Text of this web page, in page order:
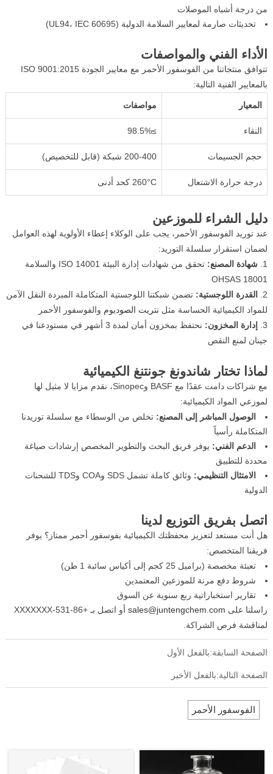
من درجة أشباه الموصلات
تحديثات صارمة لمعايير السلامة الدولية (UL94، IEC 60695)
الأداء الفني والمواصفات
تتوافق منتجاتنا من الفوسفور الأحمر مع معايير الجودة ISO 9001:2015
بالمعايير الفنية التالية:
المعيار مواصفات
النقاء ≥98.5%
حجم الجسيمات 200-400 شبكة (قابل للتخصيص)
درجة حرارة الاشتعال 260°C كحد أدنى
دليل الشراء للموزعين
عند توريد الفوسفور الأحمر، يجب على الوكلاء إعطاء الأولوية لهذه العوامل
لضمان استقرار سلسلة التوريد:
شهادة المصنع:
تحقق من شهادات إدارة البيئة ISO 14001 والسلامة
OHSAS 18001
القدرة اللوجستية: تضمن شبكتنا اللوجستية المتكاملة المبردة النقل الآمن
للمواد الكيميائية الحساسة مثل نتريت الصوديوم والفوسفور الأحمر
إدارة المخزون:
نحتفظ بمخزون أمان لمدة 3 أشهر في مستودعنا في
جينان لمنع النقص
لماذا تختار شاندونغ جونتنغ الكيميائية
مع شراكات دامت عقدًا مع BASF وSinopec، نقدم مزايا لا مثيل لها
لموزعي المواد الكيميائية:
الوصول المباشر إلى المصنع: تخلص من الوسطاء مع سلسلة توريدنا
المتكاملة رأسياً
الدعم الفني: يوفر فريق البحث والتطوير المخصص إرشادات صياغة
محددة للتطبيق
الامتثال التنظيمي:
وثائق كاملة تشمل SDS وCOA وTDS للشحنات
الدولية
اتصل بفريق التوزيع لدينا
هل أنت مستعد لتعزيز محفظتك الكيميائية بفوسفور أحمر ممتاز؟ يوفر
فريقنا المتخصص:
تعبئة مخصصة (براميل 25 كجم إلى أكياس سائبة 1 طن)
شروط دفع مرنة للموزعين المعتمدين
تقارير استخباراتية ربع سنوية عن السوق
راسلنا على sales@juntengchem.com
أو اتصل بـ +86-531-XXXXXXX
لمناقشة فرص الشراكة.
الصفحة السابقة:بالفعل الأول
الصفحة التالية:بالفعل الأخير
الفوسفور الأحمر